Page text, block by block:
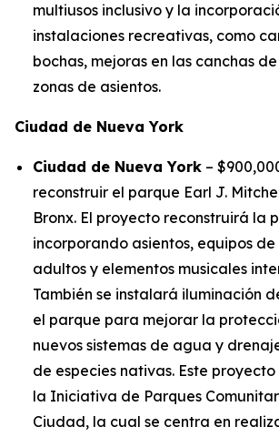
multiusos inclusivo y la
instalaciones recreativas, como
bochas, mejoras en las canchas
zonas de asientos.
Ciudad de Nueva York
Ciudad de Nueva York –
reconstruir el parque Earl J.
Bronx. El proyecto reconstruirá la
incorporando asientos, equipos
adultos y elementos musicales
También se instalará iluminación
el parque para mejorar la
nuevos sistemas de agua y
de especies nativas. Este
la Iniciativa de Parques
Ciudad, la cual se centra en